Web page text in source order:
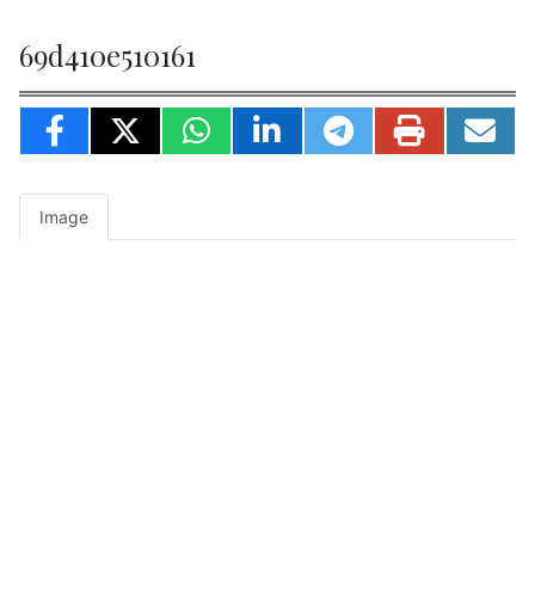
69d410e510161
Image